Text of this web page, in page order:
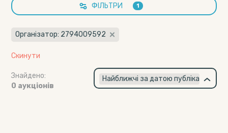
ФІЛЬТРИ 1
Організатор: 2794009592
Скинути
Знайдено:
0 аукціонів
×
Найближчі за датою публікації